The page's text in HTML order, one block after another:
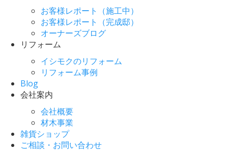
お客様レポート（施工中）
お客様レポート（完成邸）
オーナーズブログ
リフォーム
イシモクのリフォーム
リフォーム事例
Blog
会社案内
会社概要
材木事業
雑貨ショップ
ご相談・お問い合わせ